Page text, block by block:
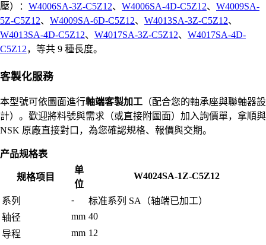
壓）： W4006SA-3Z-C5Z12、 W4006SA-4D-C5Z12、 W4009SA-
5Z-C5Z12、 W4009SA-6D-C5Z12、 W4013SA-3Z-C5Z12、
W4013SA-4D-C5Z12、 W4017SA-3Z-C5Z12、 W4017SA-4D-
C5Z12，等共 9 種長度。
客製化服務
本型號可依圖面進行軸端客製加工 （配合您的軸承座與聯軸器設
計）。歡迎將料號與需求（或直接附圖面）加入詢價單，拿順與
NSK 原廠直接對口，為您確認規格、報價與交期。
产品规格表
规格项目
单
位
W4024SA-1Z-C5Z12
系列 -
标准系列 SA（轴端已加工）
轴径
mm 40
导程
mm 12